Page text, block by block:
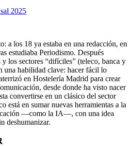
a los 18 ya estaba en una redacción, en
estudiaba Periodismo. Después
los sectores “difíciles” (teleco, banca y
una habilidad clave: hacer fácil lo
en Hostelería Madrid para crear
desde donde ha visto nacer
convertirse en un clásico del sector
está en sumar nuevas herramientas a la
—como la IA—, con una idea
deshumanizar.